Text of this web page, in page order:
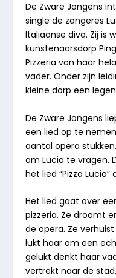
De Zware Jongens
single de zangeres
Italiaanse diva. Zij is
kunstenaarsdorp
Pizzeria van haar
vader. Onder zijn
kleine dorp een
De Zware Jongens
een lied op te
aantal opera
om Lucia te vragen.
het lied “Pizza
Het lied gaat over
pizzeria. Ze droomt
de opera. Ze
lukt haar om een
gelukt denkt haar
vertrekt naar de stad.